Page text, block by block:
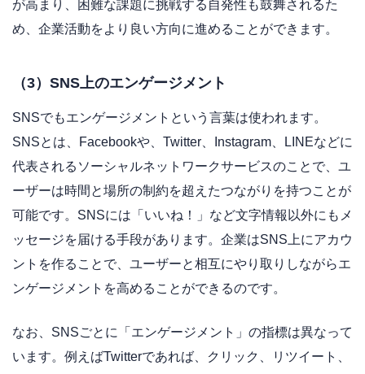
が高まり、困難な課題に挑戦する自発性も鼓舞されるた
め、企業活動をより良い方向に進めることができます。
（3）SNS上のエンゲージメント
SNSでもエンゲージメントという言葉は使われます。
SNSとは、Facebookや、Twitter、Instagram、LINEなどに
代表されるソーシャルネットワークサービスのことで、ユ
ーザーは時間と場所の制約を超えたつながりを持つことが
可能です。SNSには「いいね！」など文字情報以外にもメ
ッセージを届ける手段があります。企業はSNS上にアカウ
ントを作ることで、ユーザーと相互にやり取りしながらエ
ンゲージメントを高めることができるのです。
なお、SNSごとに「エンゲージメント」の指標は異なって
います。例えばTwitterであれば、クリック、リツイート、